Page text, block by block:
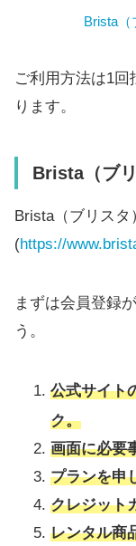
Brista（
ご利用方法は1
ります。
Brista（ブ
Brista（ブリスタ
(https://
まずは会員登録
う。
公式サイト
ク。
画面に必要
プランを申
クレジット
レンタル商